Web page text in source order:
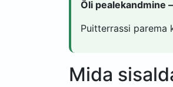
Õli pealekandmine
Puitterrassi parema
Mida